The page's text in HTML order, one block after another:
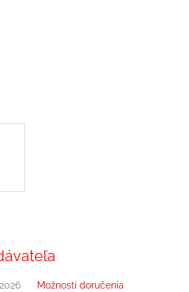
Možnosti doručenia